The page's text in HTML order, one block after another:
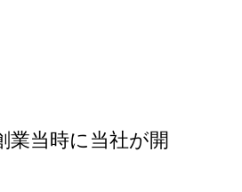
当時に当社が開